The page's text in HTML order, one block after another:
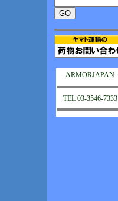
ARMORJAPAN
TEL 03-3546-7333